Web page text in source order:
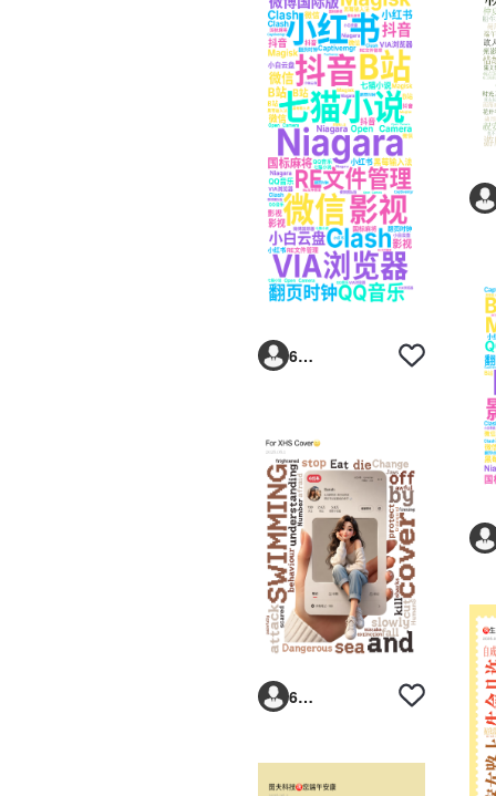
6293vp
6293vp